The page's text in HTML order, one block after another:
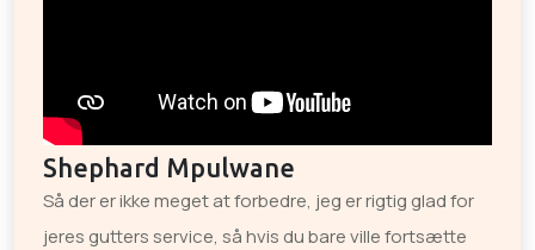
Shephard Mpulwane
Så der er ikke meget at forbedre, jeg er rigtig glad for
jeres gutters service, så hvis du bare ville fortsætte